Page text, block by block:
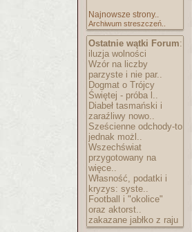
Najnowsze strony..
Archiwum streszczeń..
Ostatnie wątki Forum:
iluzja wolności
Wzór na liczby
parzyste i nie par..
Dogmat o Trójcy
Świętej - próba l..
Diabeł tasmański i
zaraźliwy nowo..
Sześcienne odchody-to
jednak możl..
Wszechświat
przygotowany na
więce..
Własność, podatki i
kryzys: syste..
Football i "okolice"
oraz aktorst..
zakazane jabłko z raju